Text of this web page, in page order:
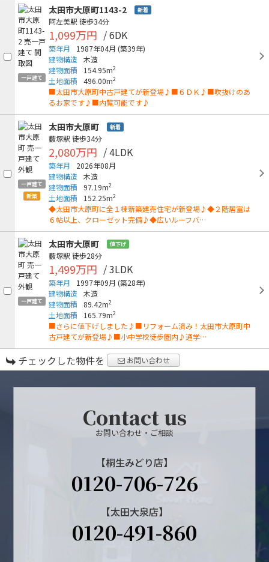
一戸建て
太田市大原町1143-2 新着
阿左美駅 徒歩34分
1,099万円 / 6DK
築年月 1987年04月 (築39年)
建物構造 木造
建物面積
154.95m2
土地面積 496.00m2
■太田市大原町中古戸建てが新登場♪■６ＤＫ♪■吹抜けのあ
るお家です♪■内覧可能です♪
一戸建て
新築
太田市大原町 新着
藪塚駅 徒歩34分
2,080万円 / 4LDK
築年月
2026年08月
建物構造 木造
建物面積
97.19m2
土地面積 152.25m2
◆太田市大原町に全１棟新築建売住宅が新登場♪◆２階居室は
６帖以上、クローゼット完備♪◆広いルーフバ…
一戸建て
太田市大原町 値下げ
藪塚駅 徒歩28分
1,499万円 / 3LDK
築年月 1997年09月 (築28年)
建物構造 木造
建物面積
89.42m2
土地面積 165.79m2
■さらに値下げしました♪■リフォーム済み！太田市大原町中
古戸建てが新登場♪■小中学校徒歩圏内♪通学…
チェックした物件を お問い合わせ
Contact us
お問い合わせ・ご相談
【桐生みどり店】
0120-706-726
【太田大泉店】
0120-491-860